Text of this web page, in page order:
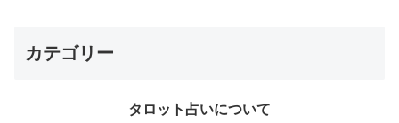
カテゴリー
タロット占いについて